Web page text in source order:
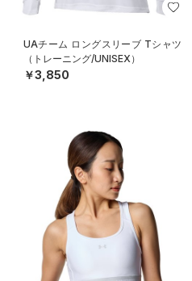
UAチーム ロングスリーブ Tシャツ
（トレーニング/UNISEX）
￥3,850